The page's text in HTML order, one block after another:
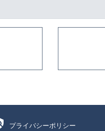
プライバシーポリシー